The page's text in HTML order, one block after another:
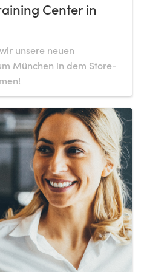
Center in
unsere neuen
München in dem Store-